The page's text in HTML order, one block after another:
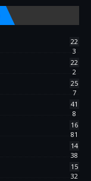
22
3
22
2
25
7
41
8
16
81
14
38
15
32